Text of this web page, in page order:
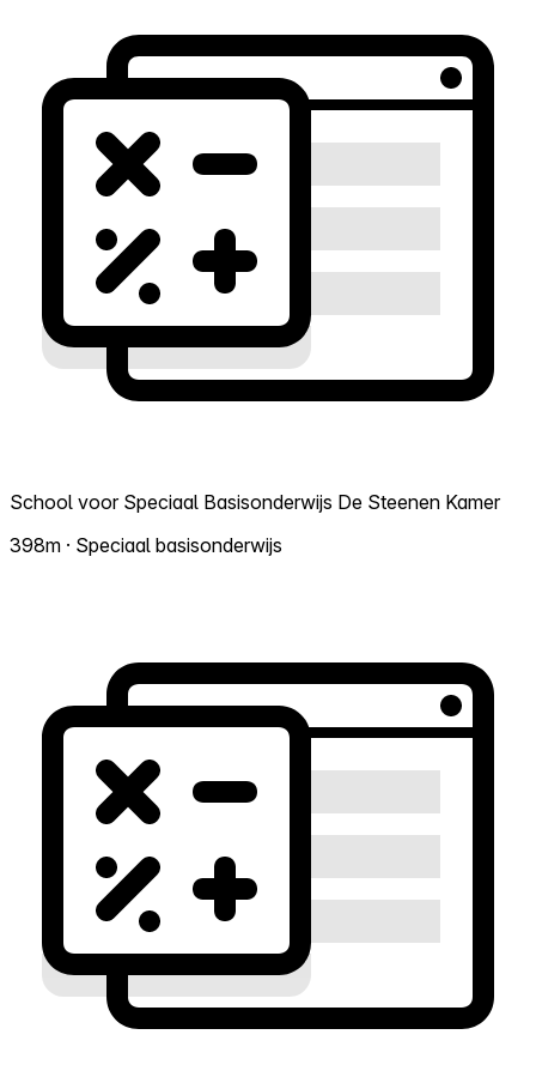
School voor Speciaal Basisonderwijs De Steenen Kamer
398m · Speciaal basisonderwijs